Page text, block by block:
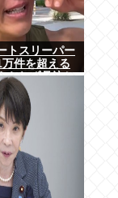
トスリーパー
件を超える
られず号泣し